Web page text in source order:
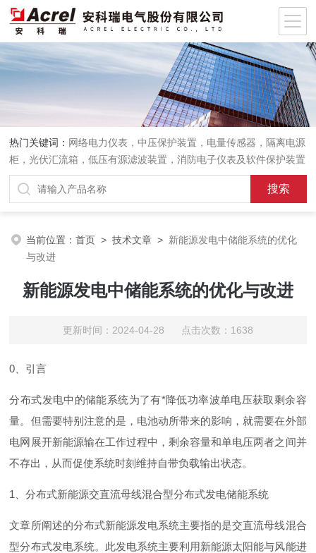
热门关键词： 网络电力仪表，中压保护装置，电量传感器，隔离电源
柜，光伏汇流箱，低压有源滤波装置，消防电子仪表及软件保护装置
当前位置：首页 >技术文章 > 新能源发电中储能系统的优化
与改进
新能源发电中储能系统的优化与改进
更新时间：2024-04-28 点击次数：1638
0 、引言
分布式发电中的储能系统为了有*降低功率波单电压获取剩余容
量。但需要特别注意的是，电池动所带来的影响，就需要在外部
电网展开新能源输在工作过程中，剩余容量和单电压两者之间并
不存出，从而促使系统时刻维持自带负载输出状态。
1 、分布式新能源交直流母线混合型分布式发电储能系统
文章所阐述的分布式新能源发电系统主要指的是交直流母线混合
型分布式发电系统。此发电系统主要利用新能源太阳能与风能进